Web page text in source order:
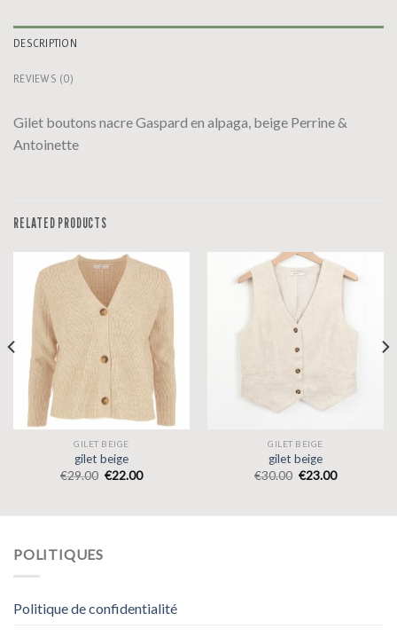
DESCRIPTION
REVIEWS (0)
Gilet boutons nacre Gaspard en alpaga, beige Perrine &
Antoinette
RELATED PRODUCTS
GILET BEIGE
gilet beige
€29.00 €22.00
GILET BEIGE
gilet beige
€30.00 €23.00
POLITIQUES
Politique de confidentialité